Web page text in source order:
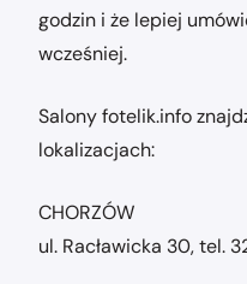
godzin i że lepiej
wcześniej.
Salony fotelik.info
lokalizacjach:
CHORZÓW
ul. Racławicka 30, tel.